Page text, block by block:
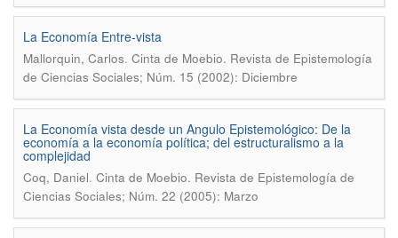
La Economía Entre-vista
Mallorquin, Carlos. Cinta de Moebio. Revista de Epistemología
de Ciencias Sociales; Núm. 15 (2002): Diciembre
La Economía vista desde un Angulo Epistemológico: De la
economía a la economía política; del estructuralismo a la
complejidad
Coq, Daniel. Cinta de Moebio. Revista de Epistemología de
Ciencias Sociales; Núm. 22 (2005): Marzo